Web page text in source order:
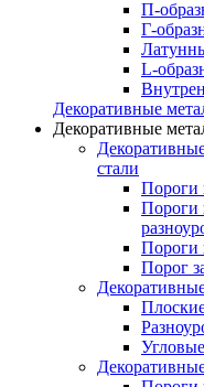
П-
Г-
L-
Декоративные
Декоративные
стали
Пороги
Пороги
Пороги
Порог